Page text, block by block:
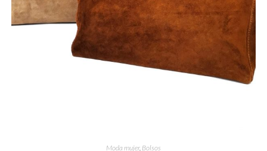
Moda mujer, Bolsos